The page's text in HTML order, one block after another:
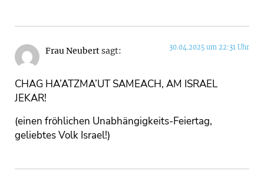
Frau Neubertsagt: 30.04.2025 um 22:31 Uhr
CHAG HA’ATZMA’UT SAMEACH, AM ISRAEL
JEKAR!
(einen fröhlichen Unabhängigkeits-Feiertag,
geliebtes Volk Israel!)